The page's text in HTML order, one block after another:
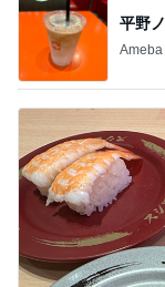
平野
Ameba